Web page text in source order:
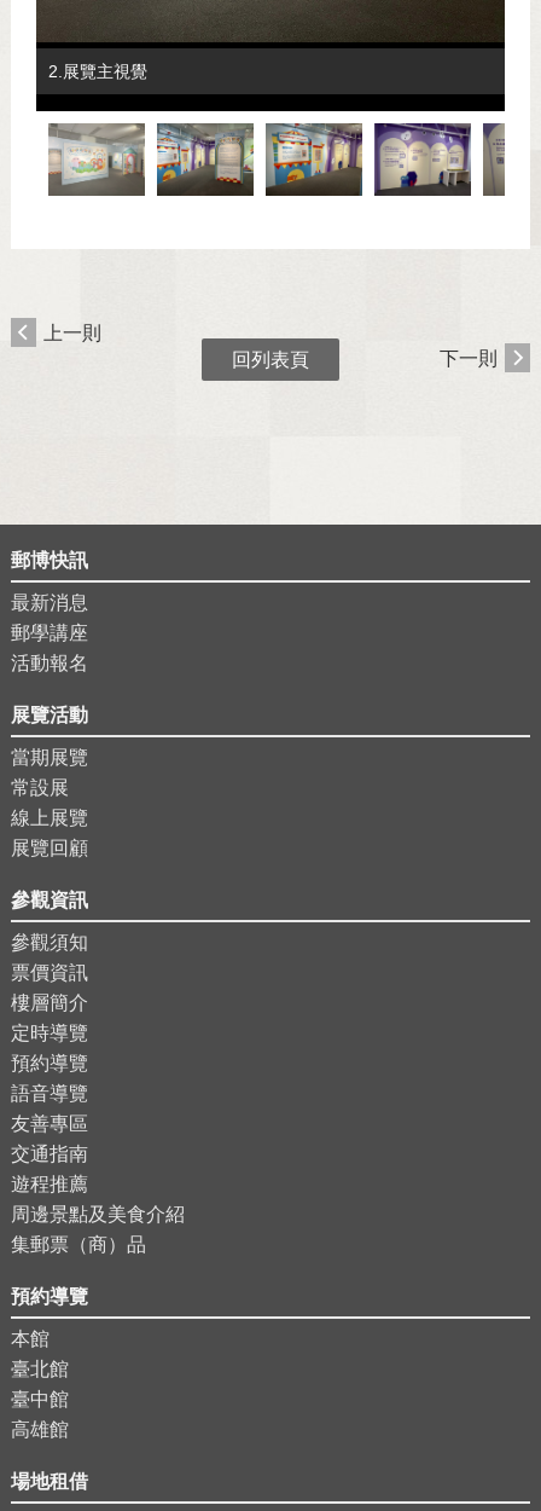
1.展覽主視覺
2.展覽主視覺
3.序言
4.數學是什麼、時光之旅
5.時光之旅
6.時光之旅
7.數字大街
8.數字大街
9.運算馬車
10.生活摩天輪
11.生活摩天輪
12.生活摩天輪
13.幾何碰碰車
14.幾何碰碰車
15.幾何碰碰車
上一則
回列表頁
下一則
郵博快訊
最新消息
郵學講座
活動報名
展覽活動
當期展覽
常設展
線上展覽
展覽回顧
參觀資訊
參觀須知
票價資訊
樓層簡介
定時導覽
預約導覽
語音導覽
友善專區
交通指南
遊程推薦
周邊景點及美食介紹
集郵票（商）品
預約導覽
本館
臺北館
臺中館
高雄館
場地租借